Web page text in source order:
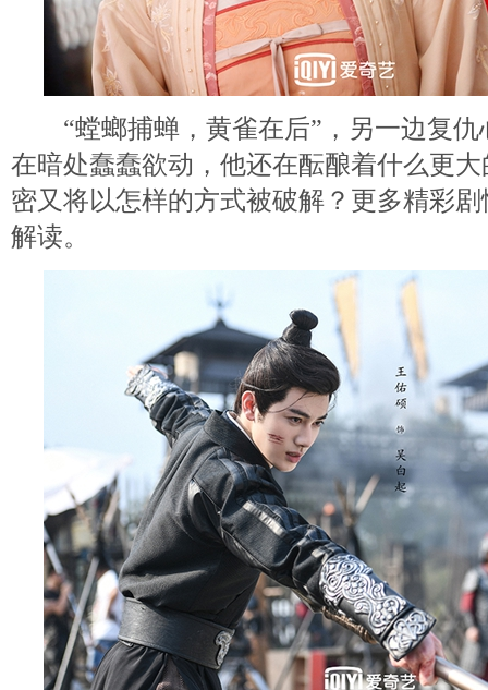
“螳螂捕蝉，黄雀在后”，另一边复仇
在暗处蠢蠢欲动，他还在酝酿着什么更
密又将以怎样的方式被破解？更多精彩
解读。